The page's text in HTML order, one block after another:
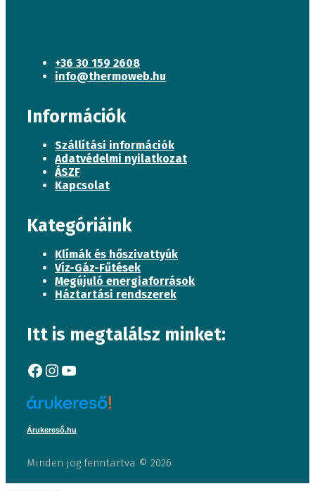
+36 30 159 2608
info@thermoweb.hu
Információk
Szállítási információk
Adatvédelmi nyilatkozat
ÁSZF
Kapcsolat
Kategóriáink
Klímák és hőszivattyúk
Víz-Gáz-Fűtések
Megújuló energiaforrások
Háztartási rendszerek
Itt is megtalálsz minket:
Facebook
Instagram
YouTube
Árukereső.hu
Minden jog fenntartva © 2026